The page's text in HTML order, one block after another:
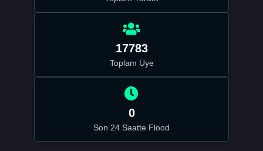
17783
Toplam Üye
0
Son 24 Saatte Flood